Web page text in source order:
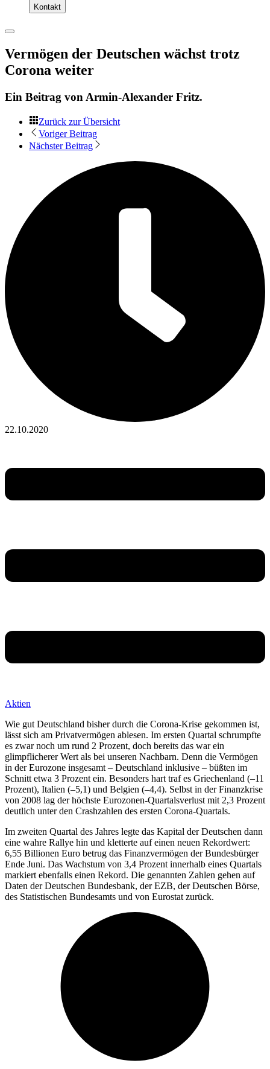
Kontakt
Vermögen der Deutschen wächst trotz
Corona weiter
Ein Beitrag von Armin-Alexander Fritz.
Zurück zur Übersicht
Voriger Beitrag
Nächster Beitrag
22.10.2020
Aktien
Wie gut Deutschland bisher durch die Corona-Krise gekommen ist,
lässt sich am Privatvermögen ablesen. Im ersten Quartal schrumpfte
es zwar noch um rund 2 Prozent, doch bereits das war ein
glimpflicherer Wert als bei unseren Nachbarn. Denn die Vermögen
in der Eurozone insgesamt – Deutschland inklusive – büßten im
Schnitt etwa 3 Prozent ein. Besonders hart traf es Griechenland (–11
Prozent), Italien (–5,1) und Belgien (–4,4). Selbst in der Finanzkrise
von 2008 lag der höchste Eurozonen-Quartalsverlust mit 2,3 Prozent
deutlich unter den Crashzahlen des ersten Corona-Quartals.
Im zweiten Quartal des Jahres legte das Kapital der Deutschen dann
eine wahre Rallye hin und kletterte auf einen neuen Rekordwert:
6,55 Billionen Euro betrug das Finanzvermögen der Bundesbürger
Ende Juni. Das Wachstum von 3,4 Prozent innerhalb eines Quartals
markiert ebenfalls einen Rekord. Die genannten Zahlen gehen auf
Daten der Deutschen Bundesbank, der EZB, der Deutschen Börse,
des Statistischen Bundesamts und von Eurostat zurück.